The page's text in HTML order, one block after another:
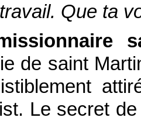
Que ta
de saint
Le secret